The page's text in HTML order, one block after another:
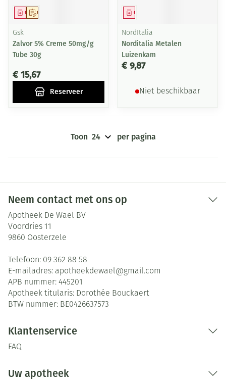
Op voorschrift
Geneesmiddel
Gsk
Zalvor 5% Creme 50mg/g
Tube 30g
€ 15,67
Reserveer
Geneesmiddel
NordItalia
Norditalia Metalen
Luizenkam
€ 9,87
Niet beschikbaar
Toon per pagina
Neem contact met ons op
Apotheek De Wael BV
Voordries 11
9860 Oosterzele
Telefoon: 09 362 88 58
E-mailadres: apotheekdewael@gmail.com
APB nummer: 445201
Apotheek titularis: Dorothée Bouckaert
BTW nummer: BE0426637573
Klantenservice
FAQ
Uw apotheek